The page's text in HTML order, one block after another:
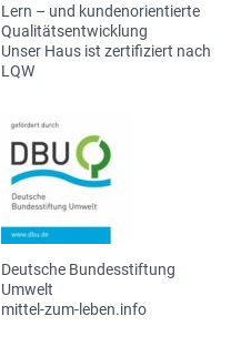
Lern – und kundenorientierte
Qualitätsentwicklung
Unser Haus ist zertifiziert nach
LQW
Deutsche Bundesstiftung
Umwelt
mittel-zum-leben.info